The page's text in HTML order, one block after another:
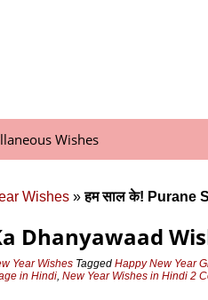
Wishes
Wishes »हम साल के! Purane
Dhanyawaad
Year Wishes Tagged Happy New Year
in Hindi, New Year Wishes in Hindi 2